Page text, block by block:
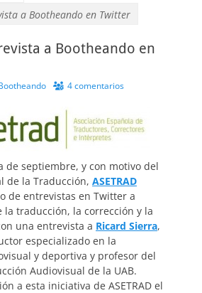
a Bootheando en Twitter
a Bootheando en
4 comentarios
de septiembre, y con motivo del
de la Traducción, ASETRAD
de entrevistas en Twitter a
la traducción, la corrección y la
una entrevista a Ricard Sierra,
especializado en la
y deportiva y profesor del
Audiovisual de la UAB.
a esta iniciativa de ASETRAD el